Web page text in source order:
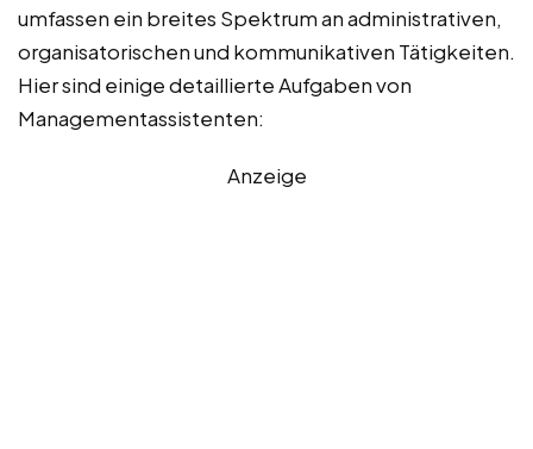
umfassen ein breites Spektrum an administrativen,
organisatorischen und kommunikativen Tätigkeiten.
Hier sind einige detaillierte Aufgaben von
Managementassistenten:
Anzeige